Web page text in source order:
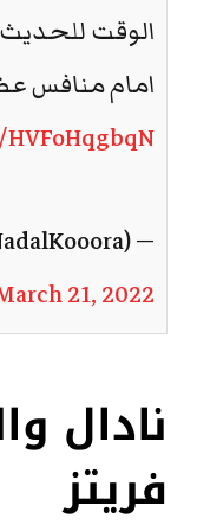
الوقت للحديث
امام منافس
— Nadal Kooora 🐐 22 (@NadalKooora)
21, 2022
نادال
فريتز